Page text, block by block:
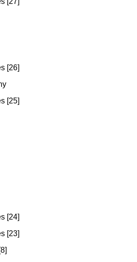
[26]
[25]
[24]
[23]